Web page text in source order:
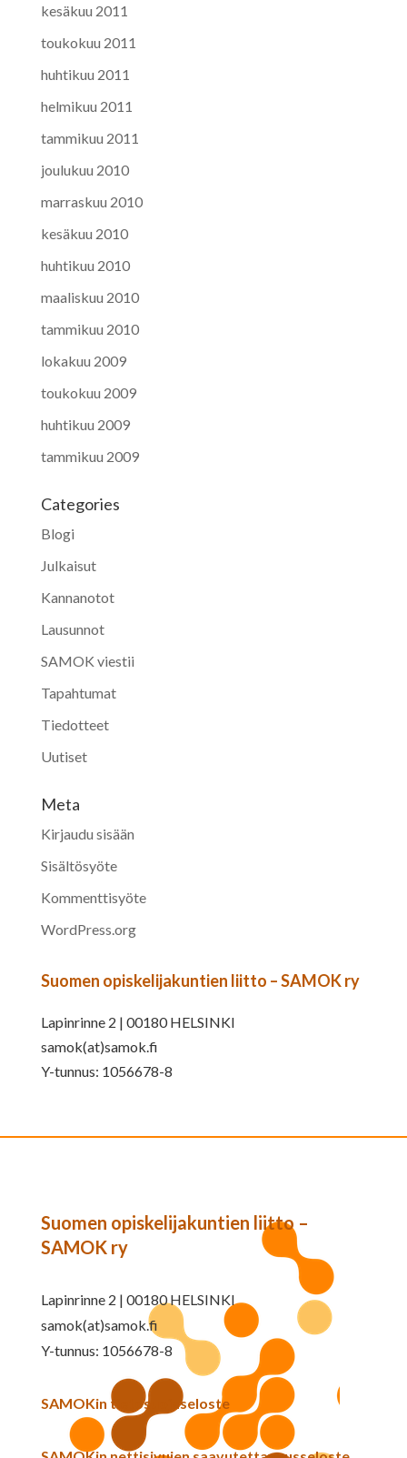
kesäkuu 2011
toukokuu 2011
huhtikuu 2011
helmikuu 2011
tammikuu 2011
joulukuu 2010
marraskuu 2010
kesäkuu 2010
huhtikuu 2010
maaliskuu 2010
tammikuu 2010
lokakuu 2009
toukokuu 2009
huhtikuu 2009
tammikuu 2009
Categories
Blogi
Julkaisut
Kannanotot
Lausunnot
SAMOK viestii
Tapahtumat
Tiedotteet
Uutiset
Meta
Kirjaudu sisään
Sisältösyöte
Kommenttisyöte
WordPress.org
Suomen opiskelijakuntien liitto – SAMOK ry
Lapinrinne 2 | 00180 HELSINKI
samok(at)samok.fi
Y-tunnus: 1056678-8
Suomen opiskelijakuntien liitto –
SAMOK ry
Lapinrinne 2 | 00180 HELSINKI
samok(at)samok.fi
Y-tunnus: 1056678-8
SAMOKin tietosuojaseloste